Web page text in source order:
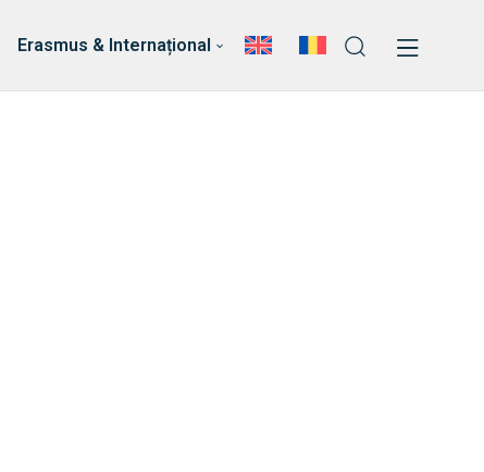
Echipa Facultății
Erasmus & Internațional